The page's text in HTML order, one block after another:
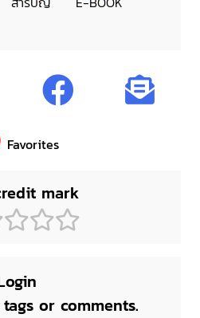
Favorites
mark
or comments.